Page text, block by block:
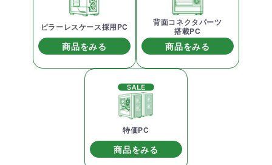
ピラーレスケース採用PC
商品をみる
背面コネクタパーツ
搭載PC
商品をみる
特価PC
商品をみる